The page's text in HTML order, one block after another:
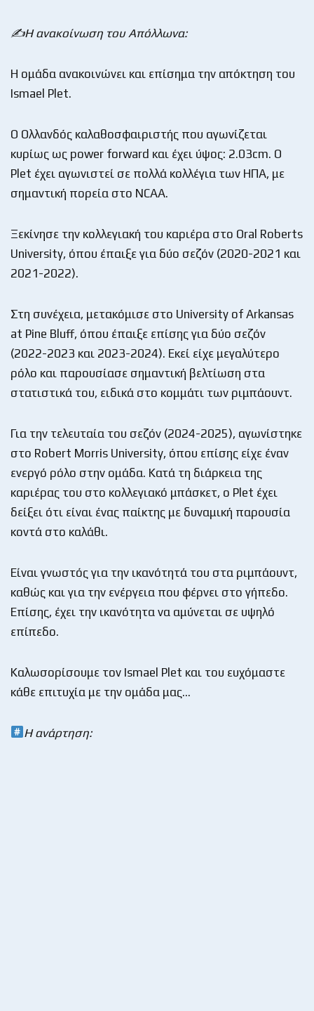
✍Η ανακοίνωση του Απόλλωνα:
Η ομάδα ανακοινώνει και επίσημα την απόκτηση του
Ismael Plet.
Ο Ολλανδός καλαθοσφαιριστής που αγωνίζεται
κυρίως ως power forward και έχει ύψος: 2.03cm. Ο
Plet έχει αγωνιστεί σε πολλά κολλέγια των ΗΠΑ, με
σημαντική πορεία στο NCAA.
Ξεκίνησε την κολλεγιακή του καριέρα στο Oral Roberts
University, όπου έπαιξε για δύο σεζόν (2020-2021 και
2021-2022).
Στη συνέχεια, μετακόμισε στο University of Arkansas
at Pine Bluff, όπου έπαιξε επίσης για δύο σεζόν
(2022-2023 και 2023-2024). Εκεί είχε μεγαλύτερο
ρόλο και παρουσίασε σημαντική βελτίωση στα
στατιστικά του, ειδικά στο κομμάτι των ριμπάουντ.
Για την τελευταία του σεζόν (2024-2025), αγωνίστηκε
στο Robert Morris University, όπου επίσης είχε έναν
ενεργό ρόλο στην ομάδα. Κατά τη διάρκεια της
καριέρας του στο κολλεγιακό μπάσκετ, ο Plet έχει
δείξει ότι είναι ένας παίκτης με δυναμική παρουσία
κοντά στο καλάθι.
Είναι γνωστός για την ικανότητά του στα ριμπάουντ,
καθώς και για την ενέργεια που φέρνει στο γήπεδο.
Επίσης, έχει την ικανότητα να αμύνεται σε υψηλό
επίπεδο.
Καλωσορίσουμε τον Ismael Plet και του ευχόμαστε
κάθε επιτυχία με την ομάδα μας…
Η ανάρτηση: